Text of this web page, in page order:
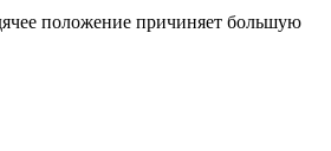
положение причиняет большую